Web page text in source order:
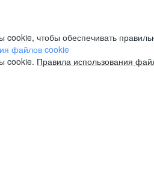
чтобы обеспечивать
файлов cookie
cookie. Правила использования